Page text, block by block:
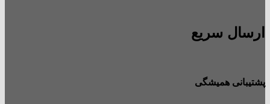
ارسال سریع
پشتیبانی همیشگی